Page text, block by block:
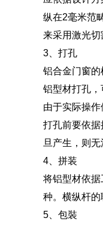
纵在2毫米范
来采用激光切
3、打孔
铝合金门窗的
铝型材打孔
由于实际操作
打孔前要依
旦产生，则无
4、拼装
将铝型材依
种。横纵杆的
5、包裝